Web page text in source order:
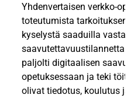
Yhdenvertaisen verkko-
toteutumista
kyselystä saaduilla
saavutettavuustilannetta
paljolti digitaalisen
opetuksessaan ja teki
olivat tiedotus, koulutus ja